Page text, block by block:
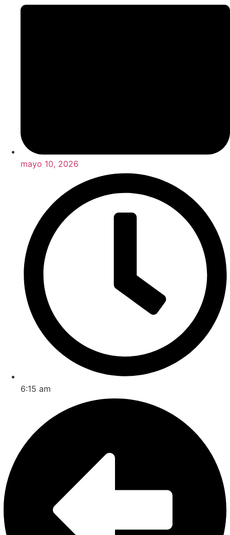
mayo 10, 2026
6:15 am